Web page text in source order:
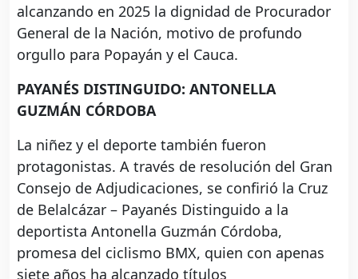
alcanzando en 2025 la dignidad de Procurador
General de la Nación, motivo de profundo
orgullo para Popayán y el Cauca.
PAYANÉS DISTINGUIDO: ANTONELLA
GUZMÁN CÓRDOBA
La niñez y el deporte también fueron
protagonistas. A través de resolución del Gran
Consejo de Adjudicaciones, se confirió la Cruz
de Belalcázar – Payanés Distinguido a la
deportista Antonella Guzmán Córdoba,
promesa del ciclismo BMX, quien con apenas
siete años ha alcanzado títulos